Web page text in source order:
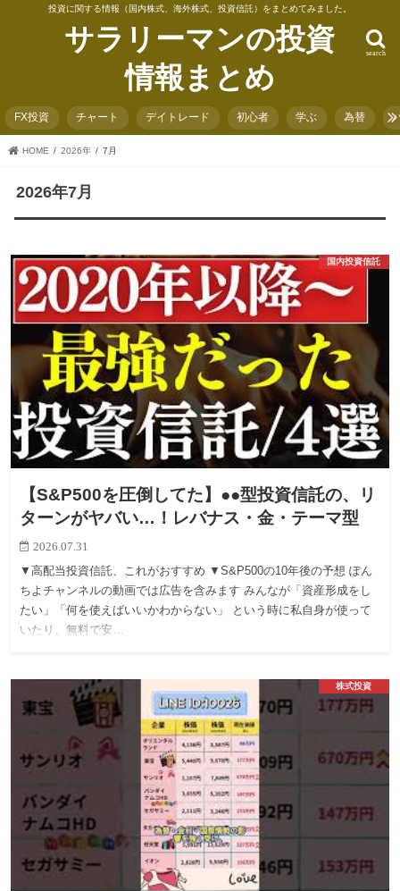
投資に関する情報（国内株式、海外株式、投資信託）をまとめてみました。
サラリーマンの投資
情報まとめ
search
FX投資 チャート デイトレード 初心者 学ぶ 為替
HOME 2026年 7月
2026年7月
国内投資信託
【S&P500を圧倒してた】●●型投資信託の、リ
ターンがヤバい…！レバナス・金・テーマ型
2026.07.31
▼高配当投資信託、これがおすすめ ▼S&P500の10年後の予想 ぽん
ちよチャンネルの動画では広告を含みます みんなが「資産形成をし
たい」「何を使えばいいかわからない」 という時に私自身が使って
いたり、無料で安…
株式投資